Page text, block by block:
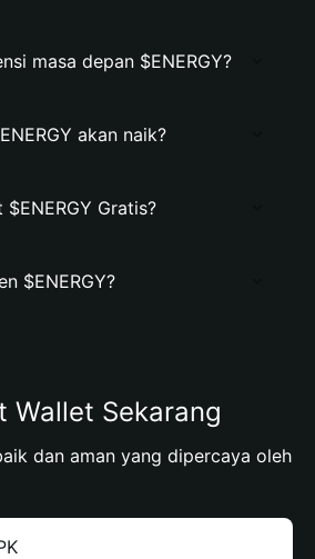
masa depan $ENERGY?
akan naik?
Gratis?
$ENERGY?
Wallet Sekarang
dan aman yang dipercaya oleh